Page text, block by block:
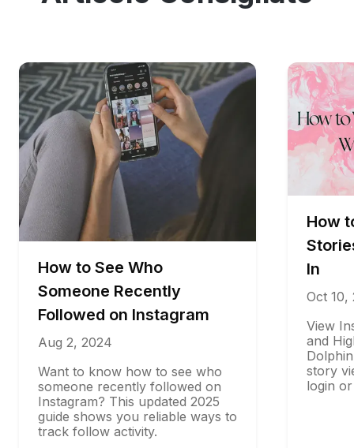
How to See Who
Someone Recently
Followed on Instagram
Aug 2, 2024
Want to know how to see who
someone recently followed on
Instagram? This updated 2025
guide shows you reliable ways to
track follow activity.
How to
Stories
Oct 10,
View
and
story
login or